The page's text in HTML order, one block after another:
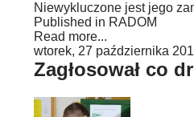
Niewykluczone jest jego
Published in RADOM
Read more...
wtorek, 27 października
Zagłosował co